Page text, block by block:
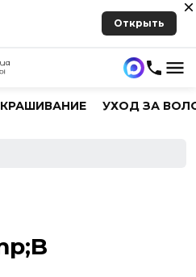
Открыть
УХОД ЗА